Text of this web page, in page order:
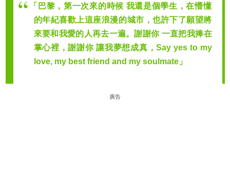
「巴黎，第一次來的時候 我還是個學生，在懵懂
的年紀喜歡上這座浪漫的城市，也許下了願望將
來要和我愛的人再去一遍。謝謝你 一直把我捧在
掌心裡，謝謝你 讓我夢想成真，Say yes to my
love, my best friend and my soulmate」
廣告